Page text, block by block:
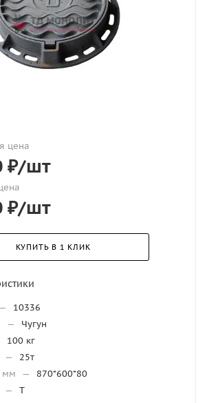
цена
₽/шт
₽/шт
КУПИТЬ В 1 КЛИК
—
10336
—
Чугун
100 кг
—
25т
мм
—
870*600*80
— Т